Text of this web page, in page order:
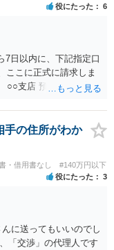
役にたった 6
7日以内に、下記指定口
ここに正式に請求しま
支店 預金種別 普通
思がないものと判断
る遅延損害金の支払い
続を直ちに講じま
上認められる金員につ
め申し添えます。 本件
じた返還義務の履行を
引関係や返金時期など
時期には何ら影響を
解決を不必要に遅延さ
を履行されるよう、強
手の住所がわか
・借用書なし #140万円以下
役にたった 3
に送ってもいいのでし
「交渉」の代理人です